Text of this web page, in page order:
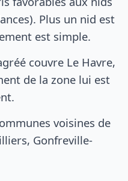
Plus un nid est
est simple.
couvre Le Havre,
de la zone lui est
voisines de
Gonfreville-